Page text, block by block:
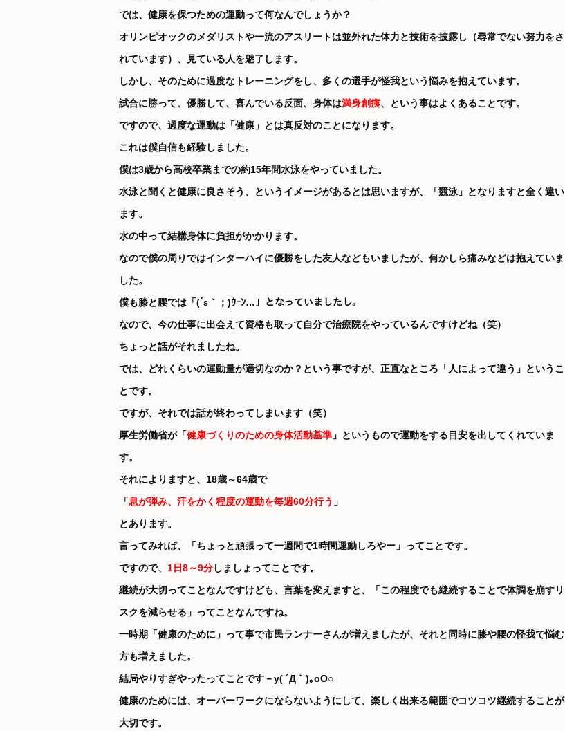
では、健康を保つための運動って何なんでしょうか？
オリンピオックのメダリストや一流のアスリートは並外れた体力と技術を披露し（尋常でない努力をさ
れています）、見ている人を魅了します。
しかし、そのために過度なトレーニングをし、多くの選手が怪我という悩みを抱えています。
試合に勝って、優勝して、喜んでいる反面、身体は満身創痍、という事はよくあることです。
ですので、過度な運動は「健康」とは真反対のことになります。
これは僕自信も経験しました。
僕は3歳から高校卒業までの約15年間水泳をやっていました。
水泳と聞くと健康に良さそう、というイメージがあるとは思いますが、「競泳」となりますと全く違い
ます。
水の中って結構身体に負担がかかります。
なので僕の周りではインターハイに優勝をした友人などもいましたが、何かしら痛みなどは抱えていま
した。
僕も膝と腰では「(´ε｀；)ｳｰﾝ…」となっていましたし。
なので、今の仕事に出会えて資格も取って自分で治療院をやっているんですけどね（笑）
ちょっと話がそれましたね。
では、どれくらいの運動量が適切なのか？という事ですが、正直なところ「人によって違う」というこ
とです。
ですが、それでは話が終わってしまいます（笑）
厚生労働省が「健康づくりのための身体活動基準 」というもので運動をする目安を出してくれていま
す。
それによりますと、18歳～64歳で
「息が弾み、汗をかく程度の運動を毎週60分行う 」
とあります。
言ってみれば、「ちょっと頑張って一週間で1時間運動しろやー」ってことです。
ですので、 1日8～9分しましょってことです。
継続が大切ってことなんですけども、言葉を変えますと、「この程度でも継続することで体調を崩すリ
スクを減らせる」ってことなんですね。
一時期「健康のために」って事で市民ランナーさんが増えましたが、それと同時に膝や腰の怪我で悩む
方も増えました。
結局やりすぎやったってことです－y( ´Д｀)｡oO○
健康のためには、オーバーワークにならないようにして、楽しく出来る範囲でコツコツ継続することが
大切です。